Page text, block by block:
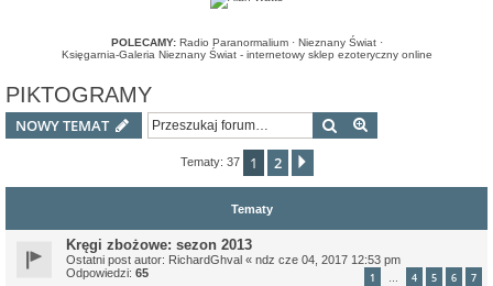
POLECAMY: Radio Paranormalium· Nieznany Świat·
Księgarnia-Galeria Nieznany Świat - internetowy sklep ezoteryczny online
PIKTOGRAMY
NOWY TEMAT Szukaj
Tematy: 37 1 2
Tematy
Kręgi zbożowe: sezon 2013
Ostatni post autor: RichardGhval « ndz cze 04, 2017 12:53 pm
Odpowiedzi: 65 1 … 4 5 6 7